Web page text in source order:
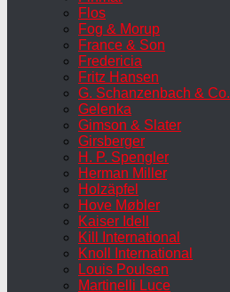
Flos
Fog & Morup
France & Son
Fredericia
Fritz Hansen
G. Schanzenbach & Co.
Gelenka
Gimson & Slater
Girsberger
H. P. Spengler
Herman Miller
Holzäpfel
Hove Møbler
Kaiser Idell
Kill International
Knoll International
Louis Poulsen
Martinelli Luce